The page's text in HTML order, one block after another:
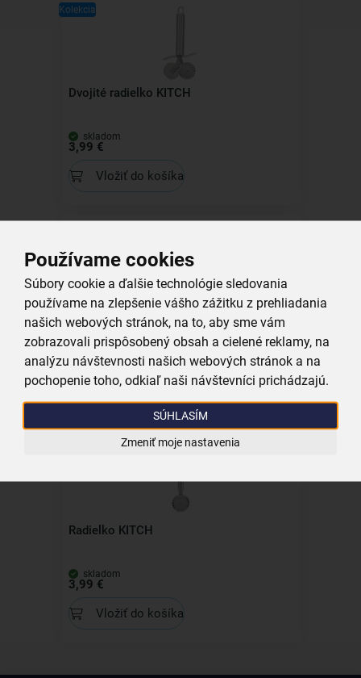
Používame cookies
Súbory cookie a ďalšie technológie sledovania
používame na zlepšenie vášho zážitku z prehliadania
našich webových stránok, na to, aby sme vám
zobrazovali prispôsobený obsah a cielené reklamy, na
analýzu návštevnosti našich webových stránok a na
pochopenie toho, odkiaľ naši návštevníci prichádzajú.
SÚHLASÍM
Zmeniť moje nastavenia
Kolekcia
Dvojité radielko KITCH
skladom
3,99 €
Vložiť do košíka
Radielko KITCH
skladom
3,59 €
Radielko KITCH
skladom
3,99 €
Vložiť do košíka